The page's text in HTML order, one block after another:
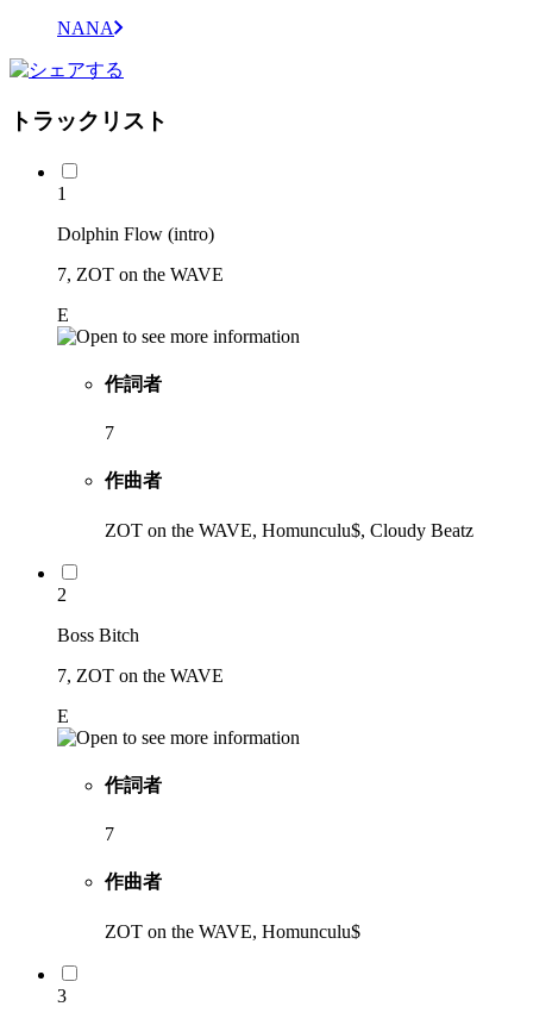
NANA
トラックリスト
1
Dolphin Flow (intro)
7, ZOT on the WAVE
E
作詞者
7
作曲者
ZOT on the WAVE, Homunculu$, Cloudy Beatz
2
Boss Bitch
7, ZOT on the WAVE
E
作詞者
7
作曲者
ZOT on the WAVE, Homunculu$
3